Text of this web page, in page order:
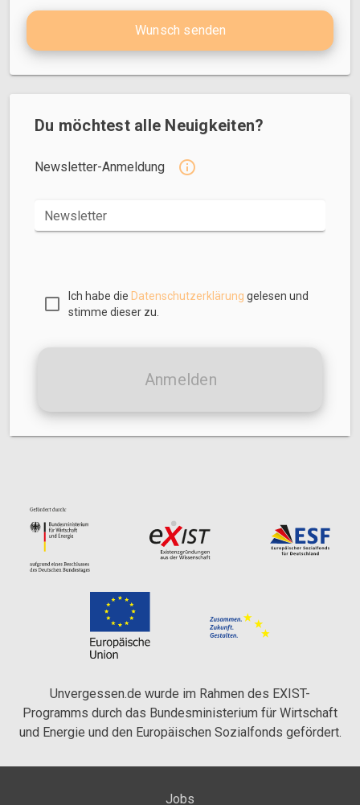
Wunsch senden
Du möchtest alle Neuigkeiten?
Newsletter-Anmeldung
Newsletter
Ich habe die Datenschutzerklärung gelesen und
stimme dieser zu.
Anmelden
Unvergessen.de wurde im Rahmen des EXIST-
Programms durch das Bundesministerium für Wirtschaft
und Energie und den Europäischen Sozialfonds gefördert.
Jobs